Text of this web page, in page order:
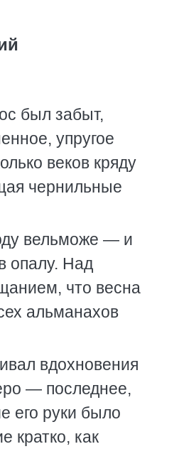
был забыт,
упругое
веков кряду
чернильные
вельможе — и
опалу. Над
что весна
альманахов
вдохновения
— последнее,
его руки было
кратко, как